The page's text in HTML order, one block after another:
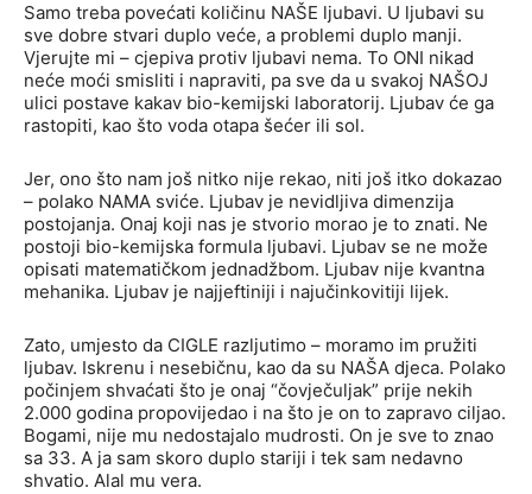
Samo treba povećati količinu NAŠE ljubavi. U ljubavi su
sve dobre stvari duplo veće, a problemi duplo manji.
Vjerujte mi – cjepiva protiv ljubavi nema. To ONI nikad
neće moći smisliti i napraviti, pa sve da u svakoj NAŠOJ
ulici postave kakav bio-kemijski laboratorij. Ljubav će ga
rastopiti, kao što voda otapa šećer ili sol.
Jer, ono što nam još nitko nije rekao, niti još itko dokazao
– polako NAMA sviće. Ljubav je nevidljiva dimenzija
postojanja. Onaj koji nas je stvorio morao je to znati. Ne
postoji bio-kemijska formula ljubavi. Ljubav se ne može
opisati matematičkom jednadžbom. Ljubav nije kvantna
mehanika. Ljubav je najjeftiniji i najučinkovitiji lijek.
Zato, umjesto da CIGLE razljutimo – moramo im pružiti
ljubav. Iskrenu i nesebičnu, kao da su NAŠA djeca. Polako
počinjem shvaćati što je onaj “čovječuljak” prije nekih
2.000 godina propovijedao i na što je on to zapravo ciljao.
Bogami, nije mu nedostajalo mudrosti. On je sve to znao
sa 33. A ja sam skoro duplo stariji i tek sam nedavno
shvatio. Alal mu vera.